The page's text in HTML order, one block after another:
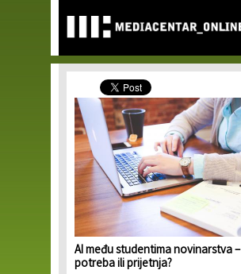
main
content
AI među studentima novinarstva –
potreba ili prijetnja?